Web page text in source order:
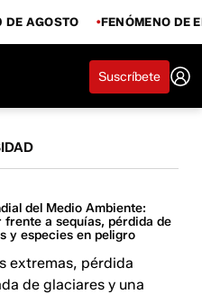
DE AGOSTO FENÓMENO DE
Suscríbete
del Medio Ambiente:
frente a sequías, pérdida de
y especies en peligro
extremas, pérdida
de glaciares y una